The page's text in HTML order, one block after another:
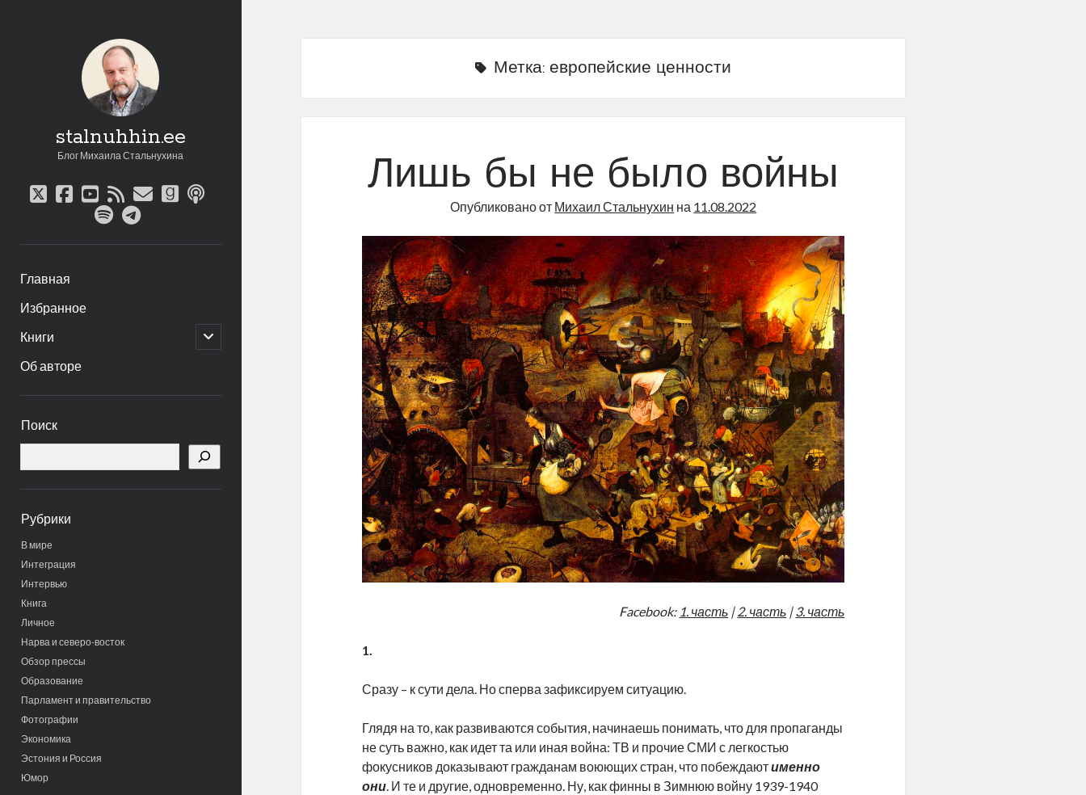
stalnuhhin.ee
Блог Михаила Стальнухина
twitter
facebook
youtube
rssemailgoodreads
podcast
spotifytelegram
Главная
Избранное
Книги
открыть
дочернее
Об авторе
панель
Поиск
Рубрики
В мире
Интеграция
Интервью
Книга
Личное
Нарва и северо-восток
Обзор прессы
Образование
Парламент и правительство
Фотографии
Экономика
Эстония и Россия
Юмор
Метка: европейские ценности
Лишь бы не было войны
Опубликовано от Михаил Стальнухин на 11.08.2022
Facebook: 1. часть |2. часть |3. часть
1.
Сразу – к сути дела. Но сперва зафиксируем ситуацию.
Глядя на то, как развиваются события, начинаешь понимать, что для пропаганды
не суть важно, как идет та или иная война: ТВ и прочие СМИ с легкостью
фокусников доказывают гражданам воюющих стран, что побеждаютименно
они. И те и другие, одновременно. Ну, как финны в Зимнюю войну 1939-1940